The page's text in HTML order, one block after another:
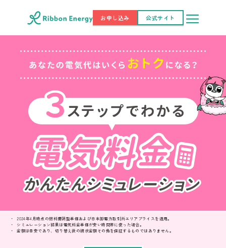
お申し込み 公式サイト
2024年4月時点の燃料費調整単価および日本卸電力取引所エリアプライスを適用。
シミュレーション結果は電気料金単価が安い時間帯に使った場合。
金額は目安であり、切り替え後の請求金額その他を保証するものではありません。